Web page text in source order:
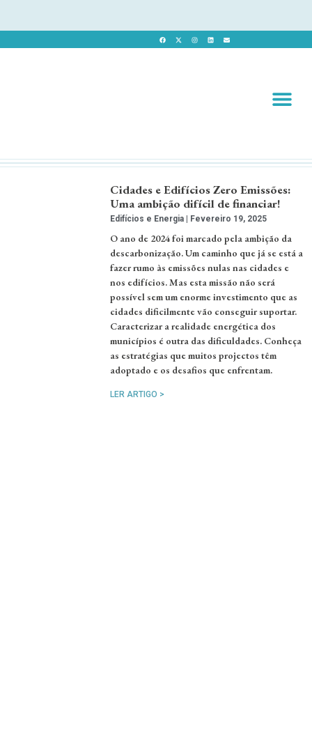
Cidades e Edifícios Zero Emissões:
Uma ambição difícil de financiar!
Edifícios e Energia Fevereiro 19, 2025
O ano de 2024 foi marcado pela ambição da
descarbonização. Um caminho que já se está a
fazer rumo às emissões nulas nas cidades e
nos edifícios. Mas esta missão não será
possível sem um enorme investimento que as
cidades dificilmente vão conseguir suportar.
Caracterizar a realidade energética dos
municípios é outra das dificuldades. Conheça
as estratégias que muitos projectos têm
adoptado e os desafios que enfrentam.
LER ARTIGO >